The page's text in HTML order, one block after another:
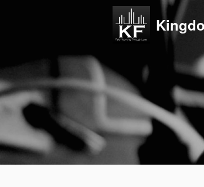
へ
ス
キ
プ